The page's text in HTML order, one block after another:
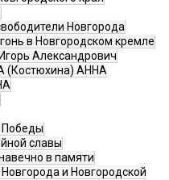
Новгорода
в Новгородском кремле
Александрович
(Костюхина) АННА
Победы
славы
в памяти
и Новгородской